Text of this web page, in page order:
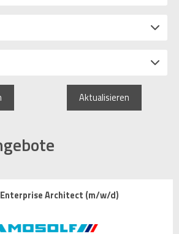
Aktualisieren
Architect (m/w/d)